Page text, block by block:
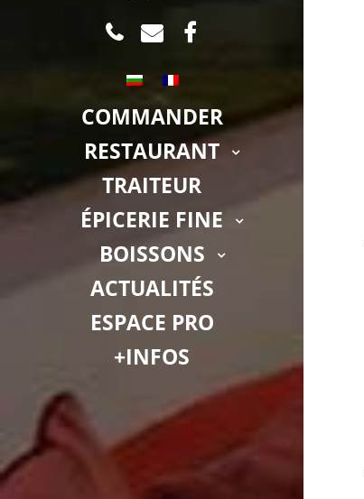
MAIL FACEBOOK.COM
COMMANDER
RESTAURANT
TRAITEUR
ÉPICERIE FINE
BOISSONS
ACTUALITÉS
ESPACE PRO
+INFOS